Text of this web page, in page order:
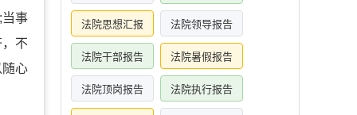
事
不
心
法院思想汇报 法院领导报告
法院干部报告 法院暑假报告
法院顶岗报告 法院执行报告